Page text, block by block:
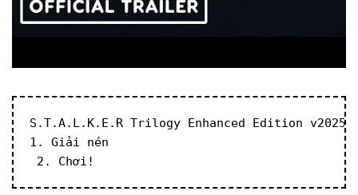
S.T.A.L.K.E.R Trilogy Enhanced Edition
1. Giải nén
2. Chơi!